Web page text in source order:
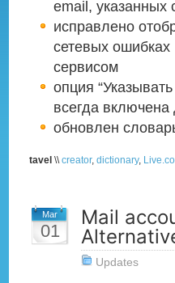
email, указанных
исправлено
сетевых ошибках
сервисом
опция
всегда
обновлен
tavel \\ creator, dictionary,
Mar
01
Mail
Updates